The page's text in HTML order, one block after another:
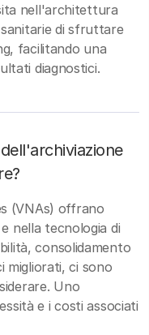
nell'architettura
di sfruttare
facilitando una
diagnostici.
(VNAs) offrano
nella tecnologia di
consolidamento
migliorati, ci sono
Uno
e i costi associati